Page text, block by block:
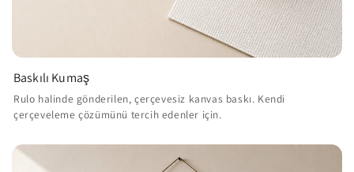
Baskılı Kumaş
Rulo halinde gönderilen, çerçevesiz kanvas baskı. Kendi
çerçeveleme çözümünü tercih edenler için.